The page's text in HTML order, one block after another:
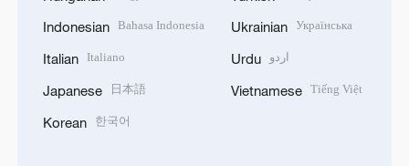
Indonesian Bahasa Indonesia
Italian Italiano
Japanese 日本語
Korean 한국어
Ukrainian Українська
Urdu اردو
Vietnamese Tiếng Việt